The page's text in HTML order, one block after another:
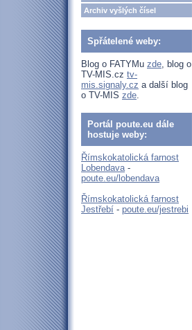
Archiv vyšlých čísel
Spřátelené weby:
Blog o FATYMu zde, blog o
TV-MIS.cz tv-
mis.signaly.cz a další blog
o TV-MIS zde.
Portál poute.eu dále
hostuje weby:
Římskokatolická farnost
Lobendava-
poute.eu/lobendava
Římskokatolická farnost
Jestřebí - poute.eu/jestrebi